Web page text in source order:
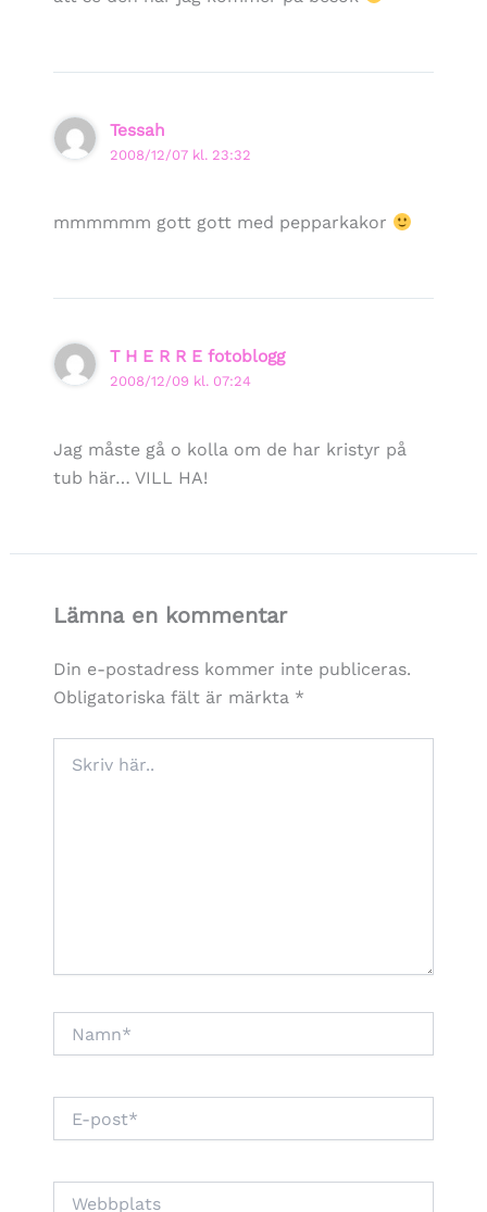
Tessah
2008/12/07 kl. 23:32
mmmmmm gott gott med pepparkakor
T H E R R E fotoblogg
2008/12/09 kl. 07:24
Jag måste gå o kolla om de har kristyr på
tub här… VILL HA!
Lämna en kommentar
Din e-postadress kommer inte publiceras.
Obligatoriska fält är märkta *
här..
post*